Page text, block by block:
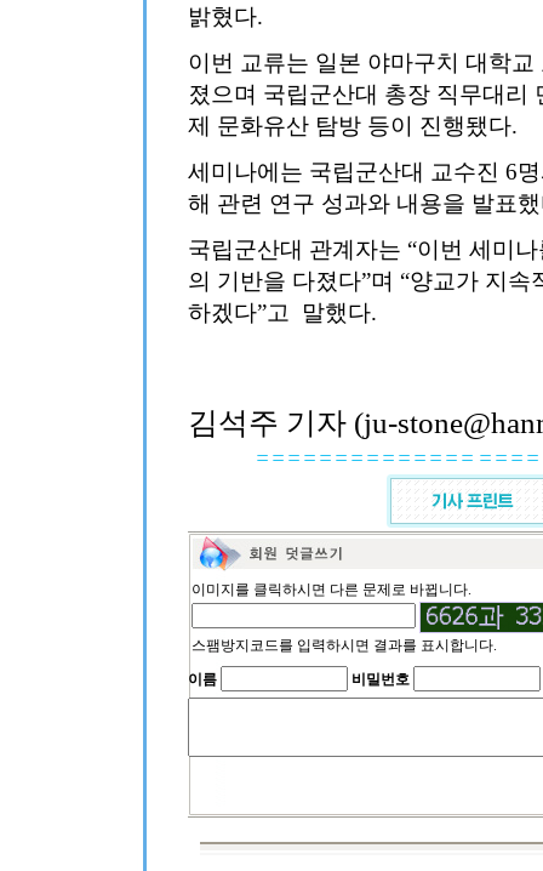
밝혔다.
이번 교류는 일본 야마구치 대학
졌으며 국립군산대 총장 직무대리
제 문화유산 탐방 등이 진행됐다.
세미나에는 국립군산대 교수진 6
해 관련 연구 성과와 내용을 발표
국립군산대 관계자는 “이번 세미
의 기반을 다졌다”며 “양교가 지
하겠다”고 말했다.
김석주 기자 (ju-
이미지를 클릭하시면 다른 문제로 바뀝니다.
스팸방지코드를 입력하시면 결과를 표시합니다.
이름
비밀번호